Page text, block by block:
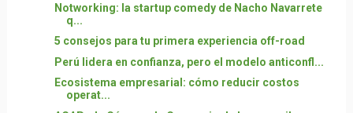
Notworking: la startup comedy de Nacho Navarrete
q...
5 consejos para tu primera experiencia off-road
Perú lidera en confianza, pero el modelo anticonfl...
Ecosistema empresarial: cómo reducir costos
operat...